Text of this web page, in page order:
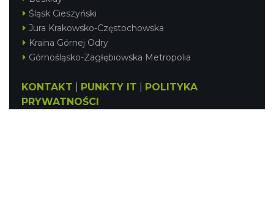
Śląsk Cieszyński
Jura Krakowsko-Częstochowska
Kraina Górnej Odry
Górnośląsko-Zagłębiowska Metropolia
KONTAKT PUNKTY IT
POLITYKA
PRYWATNOŚCI